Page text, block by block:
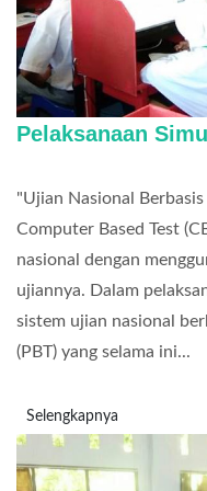
Pelaksanaan
"Ujian Nasional
Computer Based Test
nasional dengan
ujiannya. Dalam
sistem ujian nasional
(PBT) yang selama ini...
Selengkapnya